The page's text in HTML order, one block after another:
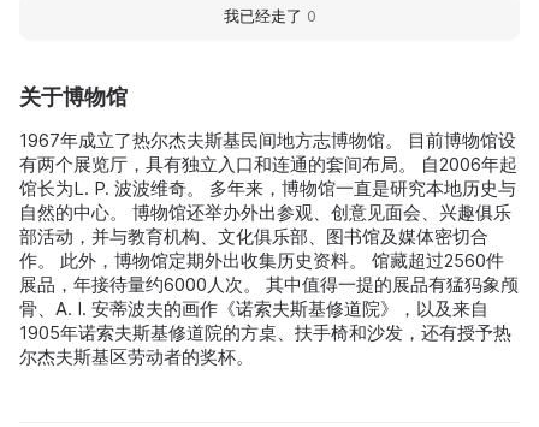
关于博物馆
1967年成立了热尔杰夫斯基民间地方志博物馆。 目前博物馆设
有两个展览厅，具有独立入口和连通的套间布局。 自2006年起
馆长为L. P. 波波维奇。 多年来，博物馆一直是研究本地历史与
自然的中心。 博物馆还举办外出参观、创意见面会、兴趣俱乐
部活动，并与教育机构、文化俱乐部、图书馆及媒体密切合
作。 此外，博物馆定期外出收集历史资料。 馆藏超过2560件
展品，年接待量约6000人次。 其中值得一提的展品有猛犸象颅
骨、A. I. 安蒂波夫的画作《诺索夫斯基修道院》，以及来自
1905年诺索夫斯基修道院的方桌、扶手椅和沙发，还有授予热
尔杰夫斯基区劳动者的奖杯。
我已经走了 0